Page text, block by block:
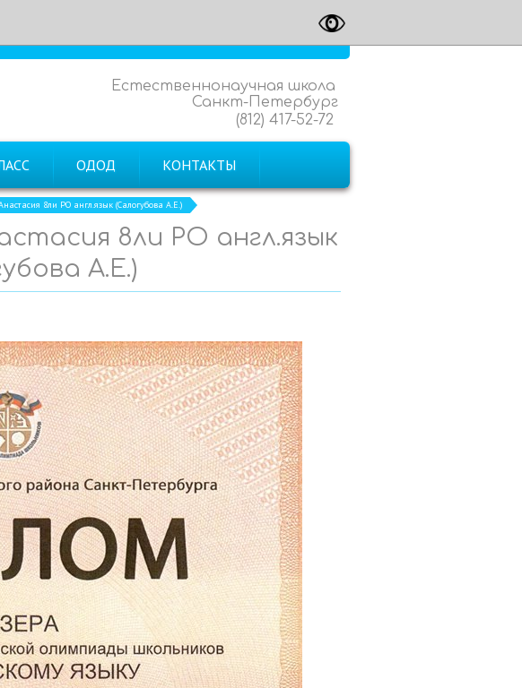
Естественнонаучная школа
Санкт-Петербург
(812) 417-52-72
ОДОД КОНТАКТЫ
8ли РО англ.язык (Салогубова А.Е.)
8ли РО англ.язык
А.Е.)